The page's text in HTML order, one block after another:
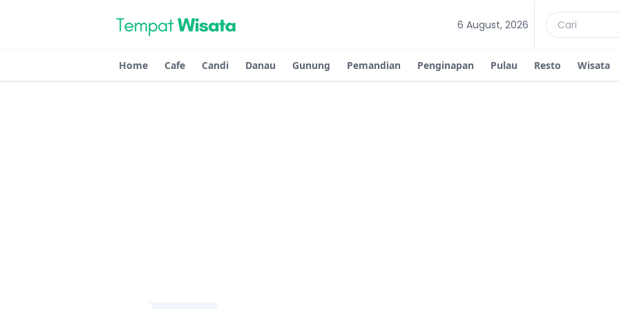
6 August, 2026
Home Cafe Candi Danau Gunung Pemandian Penginapan Pulau Resto Wisata